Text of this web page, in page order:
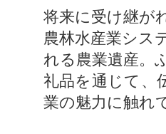
将来に受け継が
農林水産業シス
れる農業遺産。
礼品を通じて、
業の魅力に触れ